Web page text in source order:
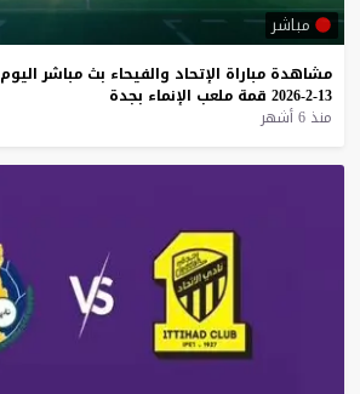
مباشر
مشاهدة مباراة الإتحاد والفيحاء بث مباشر اليوم
13-2-2026
قمة ملعب الإنماء بجدة
منذ 6 أشهر